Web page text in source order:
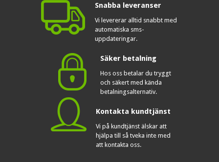
Snabba leveranser
Vi levererar alltid snabbt med
automatiska sms-
uppdateringar.
Säker betalning
Hos oss betalar du tryggt
och säkert med kända
betalningsalternativ.
Kontakta kundtjänst
Vi på kundtjänst älskar att
hjälpa till så tveka inte med
att kontakta oss.